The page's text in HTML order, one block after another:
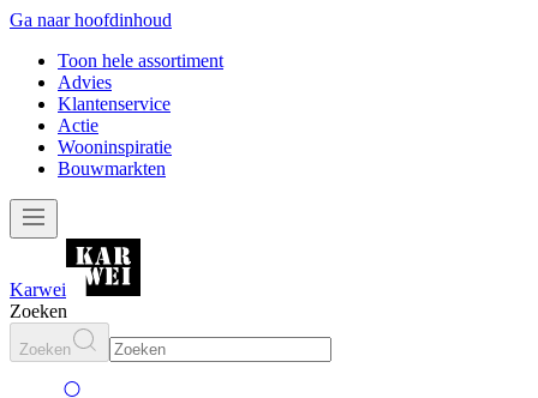
Ga naar hoofdinhoud
Toon hele assortiment
Advies
Klantenservice
Actie
Wooninspiratie
Bouwmarkten
Karwei
Zoeken
Zoeken